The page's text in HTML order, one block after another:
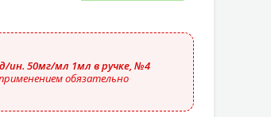
ин. 50мг/мл 1мл в ручке, №4
обязательно